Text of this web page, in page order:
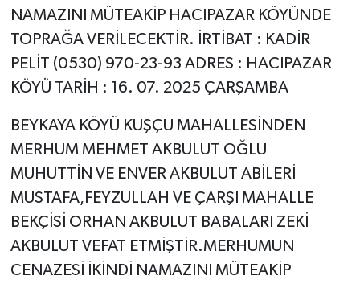
NAMAZINI MÜTEAKİP HACIPAZAR KÖYÜNDE
TOPRAĞA VERİLECEKTİR. İRTİBAT : KADİR
PELİT (0530) 970-23-93 ADRES : HACIPAZAR
KÖYÜ TARİH : 16. 07. 2025 ÇARŞAMBA
BEYKAYA KÖYÜ KUŞÇU MAHALLESİNDEN
MERHUM MEHMET AKBULUT OĞLU
MUHUTTİN VE ENVER AKBULUT ABİLERİ
MUSTAFA,FEYZULLAH VE ÇARŞI MAHALLE
BEKÇİSİ ORHAN AKBULUT BABALARI ZEKİ
AKBULUT VEFAT ETMİŞTİR.MERHUMUN
CENAZESİ İKİNDİ NAMAZINI MÜTEAKİP